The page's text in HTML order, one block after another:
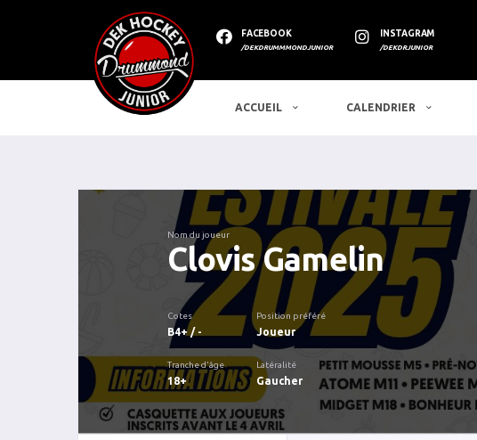
FACEBOOK
/DEKDRUMMMONDJUNIOR
INSTAGRAM
/DEKDRJUNIOR
ACCUEIL CALENDRIER
Nom du joueur
Clovis Gamelin
Cotes
B4+ / -
Position préféré
Joueur
Tranche d'âge
18+
Latéralité
Gaucher